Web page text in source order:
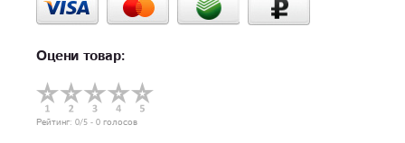
Оцени товар:
Рейтинг: 0/5 - 0 голосов